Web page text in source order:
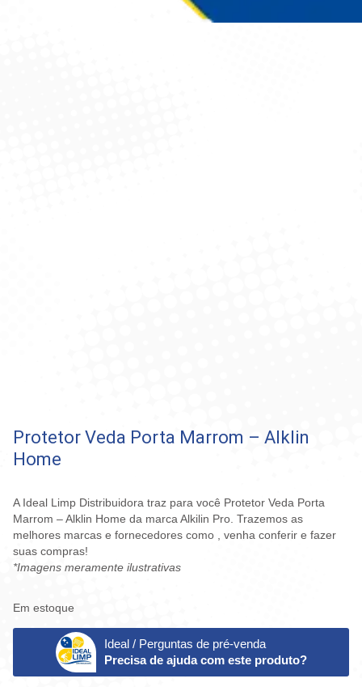
Protetor Veda Porta Marrom – Alklin
Home
A Ideal Limp Distribuidora traz para você Protetor Veda Porta
Marrom – Alklin Home da marca Alkilin Pro. Trazemos as
melhores marcas e fornecedores como , venha conferir e fazer
suas compras!
*Imagens meramente ilustrativas
Em estoque
Ideal / Perguntas de pré-venda
Precisa de ajuda com este produto?